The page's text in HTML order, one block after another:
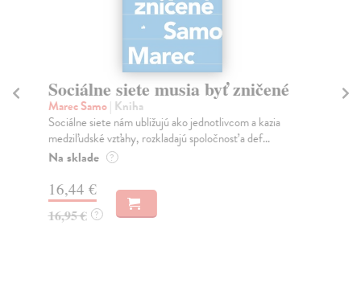
Sociálne siete musia byť zničené
Marec Samo| Kniha
Sociálne siete nám ubližujú ako jednotlivcom a kazia
medziľudské vzťahy, rozkladajú spoločnosť a def...
Na sklade ?
16,44 €
16,95 € ?